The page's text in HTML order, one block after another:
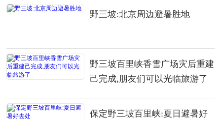
野三坡:北京周边避暑胜地
野三坡百里峡香雪广场灾后重建
己完成,朋友们可以光临旅游了
保定野三坡百里峡:夏日避暑好